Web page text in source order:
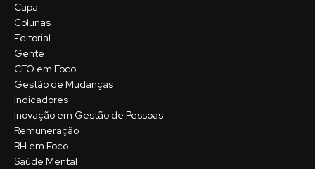
Capa
Colunas
Editorial
Gente
CEO em Foco
Gestão de Mudanças
Indicadores
Inovação em Gestão de Pessoas
Remuneração
RH em Foco
Saúde Mental